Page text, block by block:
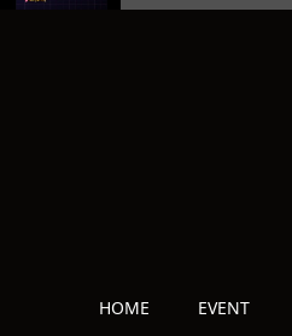
HOME EVENT